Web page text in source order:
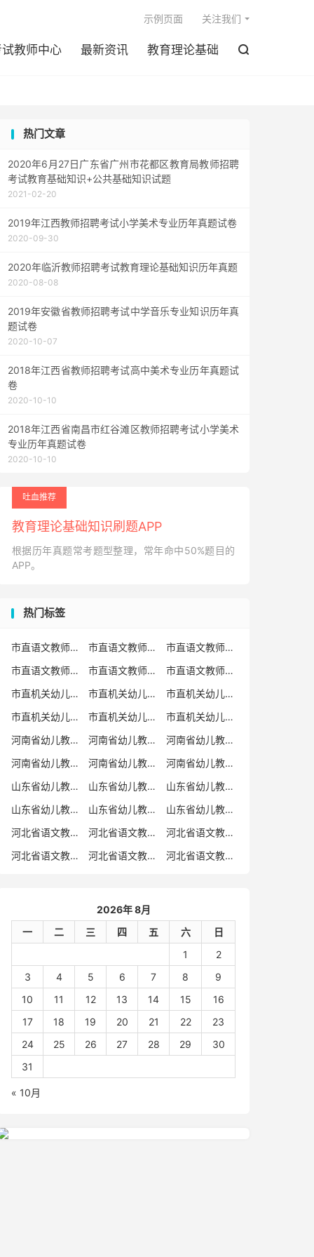
教师中心 最新资讯 教育理论基础 
示例页面 关注我们
热门文章
2020年6月27日广东省广州市花都区教育局教师招聘
考试教育基础知识+公共基础知识试题
2021-02-20
2019年江西教师招聘考试小学美术专业历年真题试卷
2020-09-30
2020年临沂教师招聘考试教育理论基础知识历年真题
2020-08-08
2019年安徽省教师招聘考试中学音乐专业知识历年真
题试卷
2020-10-07
2018年江西省教师招聘考试高中美术专业历年真题试
卷
2020-10-10
2018年江西省南昌市红谷滩区教师招聘考试小学美术
专业历年真题试卷
2020-10-10
吐血推荐
教育理论基础知识刷题APP
根据历年真题常考题型整理，常年命中50%题目的
APP。
热门标签
市直语文教师招聘 市直语文教师招聘考试真题
市直语文教师招聘考试真题卷
市直语文教师编制考试真题
市直语文教师编制考试真题卷
市直语文教师考试
市直机关幼儿教师招聘
市直机关幼儿教师考试
市直机关幼儿教师招聘考试真题
市直机关幼儿教师招聘考试真题卷
市直机关幼儿教师编制考试真题卷
市直机关幼儿教师编制考试真题
河南省幼儿教师招聘
河南省幼儿教师考试
河南省幼儿教师招聘考试真题
河南省幼儿教师招聘考试真题卷
河南省幼儿教师编制考试真题
河南省幼儿教师编制考试真题卷
山东省幼儿教师招聘
山东省幼儿教师考试
山东省幼儿教师招聘考试真题
山东省幼儿教师招聘考试真题卷
山东省幼儿教师编制考试真题
山东省幼儿教师编制考试真题卷
河北省语文教师招聘
河北省语文教师招聘考试真题
河北省语文教师招聘考试真题卷
河北省语文教师编制考试真题
河北省语文教师编制考试真题卷 河北省语文教师考试
2026年 8月
一
二 三 四 五 六
日
1
2
3
4 5 6 7 8
9
10
11 12 13 14 15
16
17
18 19 20 21 22
23
24
25 26 27 28 29
30
31
« 10月